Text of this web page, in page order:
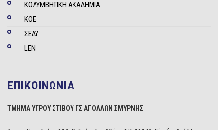
ΚΟΛΥΜΒΗΤΙΚΗ ΑΚΑΔΗΜΙΑ
ΚΟΕ
ΣΕΔΥ
LEN
ΕΠΙΚΟΙΝΩΝΙΑ
ΤΜΗΜΑ ΥΓΡΟΥ ΣΤΙΒΟΥ ΓΣ ΑΠΟΛΛΩΝ ΣΜΥΡΝΗΣ